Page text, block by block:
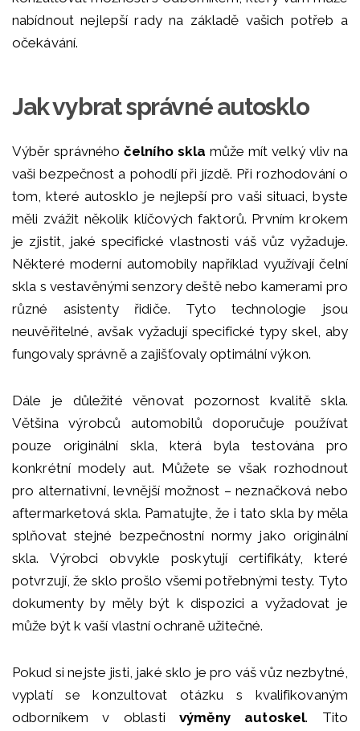
nabídnout nejlepší rady na základě vašich potřeb a
očekávání.
Jak vybrat správné autosklo
Výběr správnéhočelního skla může mít velký vliv na
vaši bezpečnost a pohodlí při jízdě. Při rozhodování o
tom, které autosklo je nejlepší pro vaši situaci, byste
měli zvážit několik klíčových faktorů. Prvním krokem
je zjistit, jaké specifické vlastnosti váš vůz vyžaduje.
Některé moderní automobily například využívají čelní
skla s vestavěnými senzory deště nebo kamerami pro
různé asistenty řidiče. Tyto technologie jsou
neuvěřitelné, avšak vyžadují specifické typy skel, aby
fungovaly správně a zajišťovaly optimální výkon.
Dále je důležité věnovat pozornost kvalitě skla.
Většina výrobců automobilů doporučuje používat
pouze originální skla, která byla testována pro
konkrétní modely aut. Můžete se však rozhodnout
pro alternativní, levnější možnost – neznačková nebo
aftermarketová skla. Pamatujte, že i tato skla by měla
splňovat stejné bezpečnostní normy jako originální
skla. Výrobci obvykle poskytují certifikáty, které
potvrzují, že sklo prošlo všemi potřebnými testy. Tyto
dokumenty by měly být k dispozici a vyžadovat je
může být k vaší vlastní ochraně užitečné.
Pokud si nejste jisti, jaké sklo je pro váš vůz nezbytné,
vyplatí se konzultovat otázku s kvalifikovaným
odborníkem v oblastivýměny autoskel. Tito